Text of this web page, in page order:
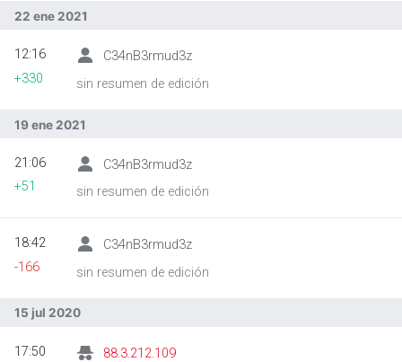
22 ene 2021
C34nB3rmud3z
sin resumen de edición
12:16
+330
19 ene 2021
C34nB3rmud3z
sin resumen de edición
21:06
+51
C34nB3rmud3z
sin resumen de edición
18:42
-166
15 jul 2020
88.3.212.109
17:50